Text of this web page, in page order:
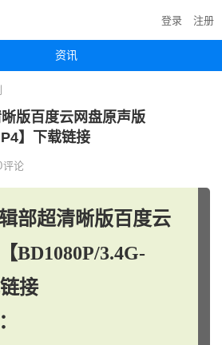
资讯
登录 注册
版百度云网盘原声版
】下载链接
评论
部超清晰版百度云
BD1080P/3.4G-
接